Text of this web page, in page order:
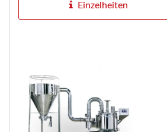
Einzelheiten